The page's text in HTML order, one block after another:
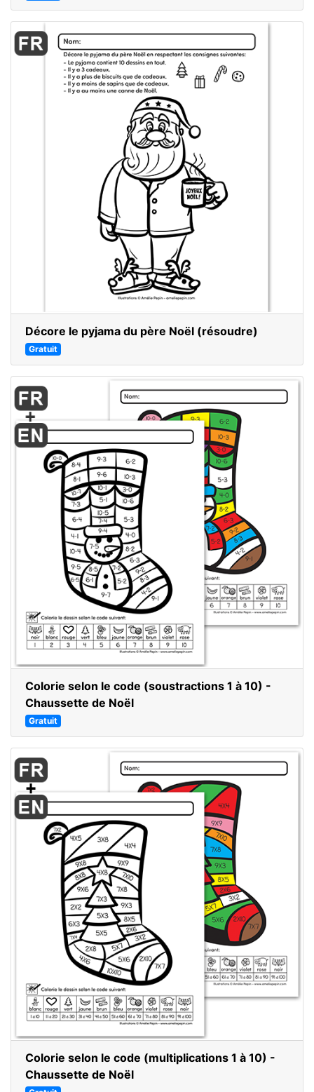
Décore le pyjama du père Noël (résoudre)
Gratuit
Colorie selon le code (soustractions 1 à 10) -
Chaussette de Noël
Gratuit
Colorie selon le code (multiplications 1 à 10) -
Chaussette de Noël